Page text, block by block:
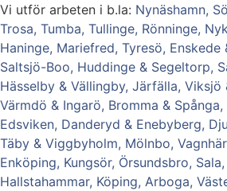
Vi utför arbeten i b.la: Nynäshamn,
Trosa, Tumba, Tullinge, Rönninge,
Haninge, Mariefred, Tyresö, Enskede
Saltsjö-Boo, Huddinge & Segeltorp,
Hässelby & Vällingby, Järfälla, Viksjö
Värmdö & Ingarö, Bromma & Spånga,
Edsviken, Danderyd & Enebyberg,
Täby & Viggbyholm, Mölnbo,
Enköping, Kungsör, Örsundsbro, Sala,
Hallstahammar, Köping, Arboga,